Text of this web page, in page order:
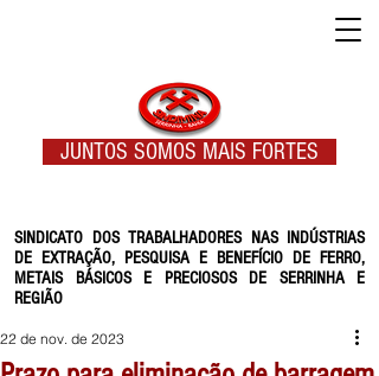
SINDICATO DOS TRABALHADORES NAS INDÚSTRIAS
DE EXTRAÇÃO, PESQUISA E BENEFÍCIO DE FERRO,
METAIS BÁSICOS E PRECIOSOS DE SERRINHA E
REGIÃO
JUNTOS SOMOS MAIS FORTES
22 de nov. de 2023